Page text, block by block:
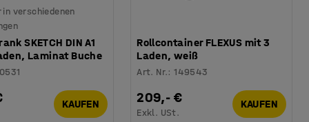
verschiedenen
SKETCH DIN A1
Laminat Buche
KAUFEN
Rollcontainer FLEXUS mit 3
Laden, weiß
Art. Nr.:149543
209,- €
Exkl. USt.
KAUFEN